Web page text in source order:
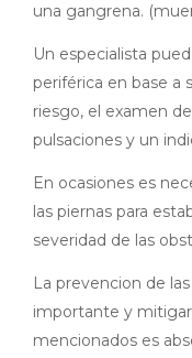
una gangrena.
Un especialista
periférica en base a
riesgo, el examen
pulsaciones y un
En ocasiones es
las piernas para
severidad de las
La prevencion de
importante y
mencionados es